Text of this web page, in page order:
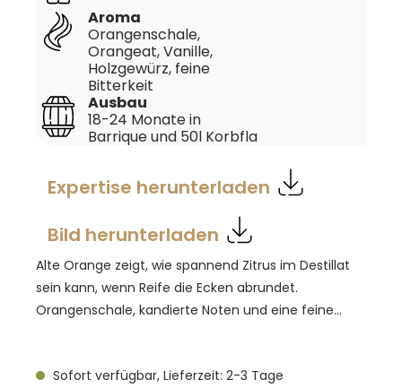
Aroma
Orangenschale,
Orangeat, Vanille,
Holzgewürz, feine
Bitterkeit
Ausbau
18-24 Monate in
Barrique und 50l Korbfla
Expertise herunterladen
Bild herunterladen
Alte Orange zeigt, wie spannend Zitrus im Destillat
sein kann, wenn Reife die Ecken abrundet.
Orangenschale, kandierte Noten und eine feine
verdecken. Am Gaumen rund und klar, mit einem
Sofort verfügbar, Lieferzeit: 2-3 Tage